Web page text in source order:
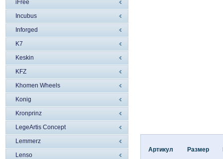
iFree
Incubus
Inforged
K7
Keskin
KFZ
Khomen Wheels
Konig
Kronprinz
LegeArtis Concept
Lemmerz
Lenso
Артикул Размер